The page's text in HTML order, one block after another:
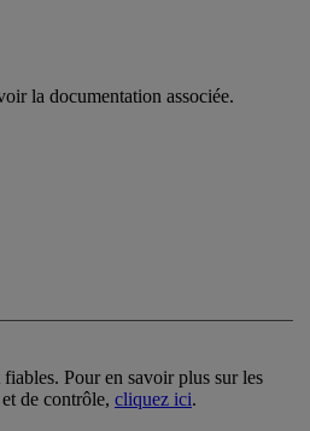
la documentation associée.
Pour en savoir plus sur les
de contrôle, cliquez ici.